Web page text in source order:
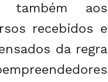
também aos
recebidos e
da regra